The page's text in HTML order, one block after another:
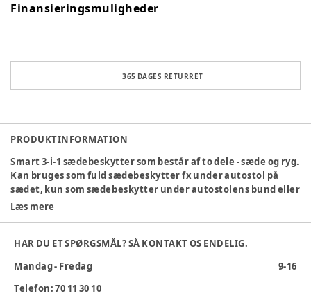
Finansieringsmuligheder
365 DAGES RETURRET
PRODUKTINFORMATION
Smart 3-i-1 sædebeskytter som består af to dele - sæde og ryg.
Kan bruges som fuld sædebeskytter fx under autostol på
sædet, kun som sædebeskytter under autostolens bund eller
som organiser og ryglænsbeskytter mod små beskidte sko
* Monteres på nakkestøtten
* Ekstra forstærket sædebeskytter
Læs mere
HAR DU ET SPØRGSMÅL? SÅ KONTAKT OS ENDELIG.
Mandag - Fredag
9-16
Telefon: 70 11 30 10